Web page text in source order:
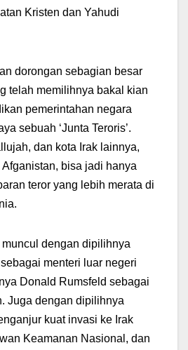
Kristen dan Yahudi
dorongan sebagian besar
telah memilihnya bakal kian
pemerintahan negara
sebuah ‘Junta Teroris’.
dan kota Irak lainnya,
bisa jadi hanya
teror yang lebih merata di
dengan dipilihnya
menteri luar negeri
Donald Rumsfeld sebagai
Juga dengan dipilihnya
kuat invasi ke Irak
Keamanan Nasional, dan